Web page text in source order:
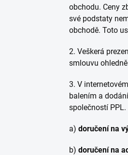
obchodu. Ceny
své podstaty
obchodě. Toto
2. Veškerá
smlouvu
3. V
balením a
společností PPL.
a) doručení na
b) doručení na